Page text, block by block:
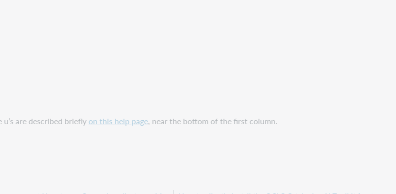
are described briefly on this help page, near the bottom of the first column.